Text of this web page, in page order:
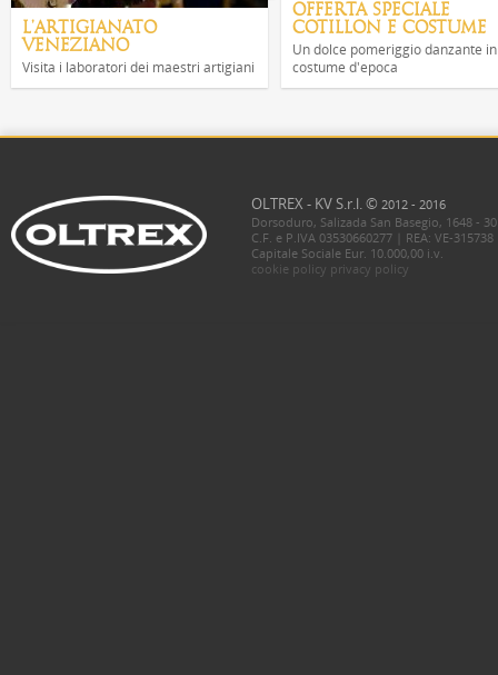
L'ARTIGIANATO
VENEZIANO
Visita i laboratori dei maestri artigiani
OFFERTA SPECIALE
COTILLON E COSTUME
Un dolce pomeriggio danzante in
costume d'epoca
OLTREX - KV S.r.l. © 2012 - 2016
Dorsoduro, Salizada San Basegio, 1648 -
C.F. e P.IVA 03530660277 | REA: VE-315738
Capitale Sociale Eur. 10.000,00 i.v.
cookie policy privacy policy